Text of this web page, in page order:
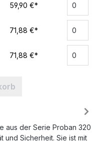
59,90 €*
71,88 €*
71,88 €*
aus der Serie Proban 320
und Sicherheit. Sie ist mit